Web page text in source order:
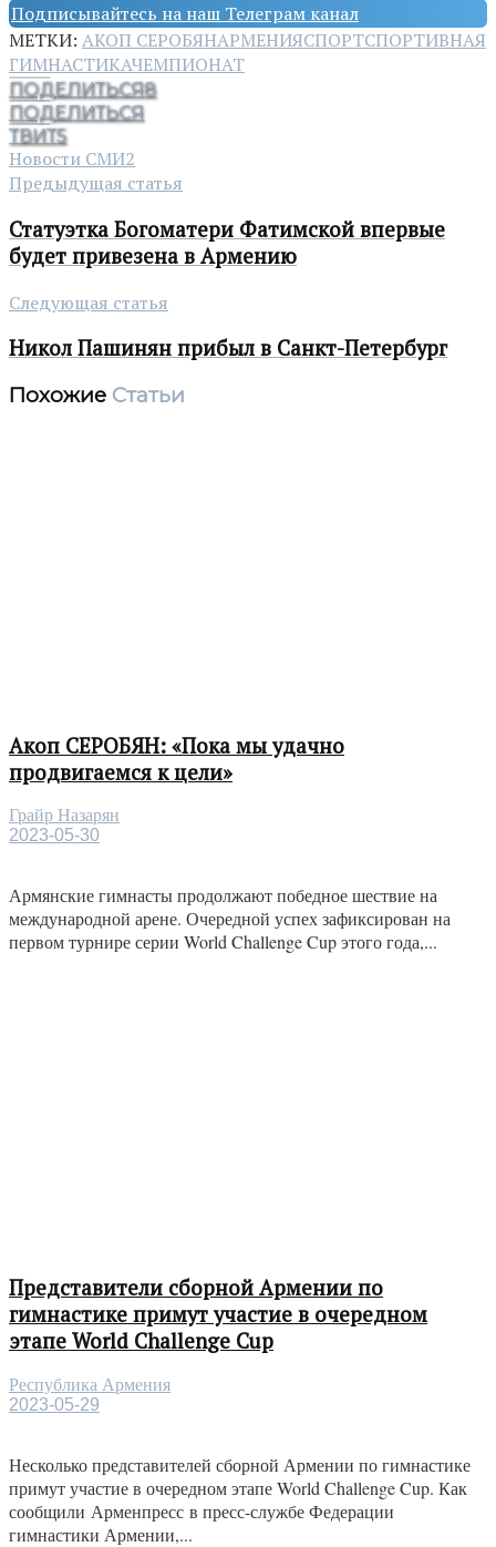
Подписывайтесь на наш Телеграм канал
МЕТКИ: АКОП СЕРОБЯНАРМЕНИЯСПОРТСПОРТИВНАЯ
ГИМНАСТИКАЧЕМПИОНАТ
ПОДЕЛИТЬСЯ8
ПОДЕЛИТЬСЯ
ТВИТ5
Новости СМИ2
Предыдущая статья
Статуэтка Богоматери Фатимской впервые
будет привезена в Армению
Следующая статья
Никол Пашинян прибыл в Санкт-Петербург
Похожие Статьи
Акоп СЕРОБЯН: «Пока мы удачно
продвигаемся к цели»
Грайр Назарян
2023-05-30
Армянские гимнасты продолжают победное шествие на
международной арене. Очередной успех зафиксирован на
первом турнире серии World Challenge Cup этого года,...
Представители сборной Армении по
гимнастике примут участие в очередном
этапе World Challenge Cup
Республика Армения
2023-05-29
Несколько представителей сборной Армении по гимнастике
примут участие в очередном этапе World Challenge Cup. Как
сообщили Арменпресс в пресс-службе Федерации
гимнастики Армении,...